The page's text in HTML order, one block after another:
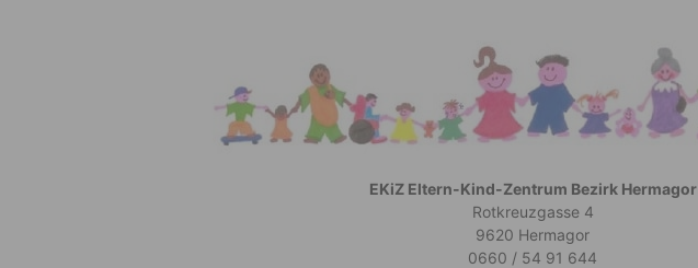
EKiZ Eltern-Kind-Zentrum Bezirk Hermagor
Rotkreuzgasse 4
9620 Hermagor
0660 / 54 91 644